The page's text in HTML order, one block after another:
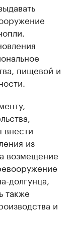
пищевой и
внести
из
возмещение
долгунца,
также
и